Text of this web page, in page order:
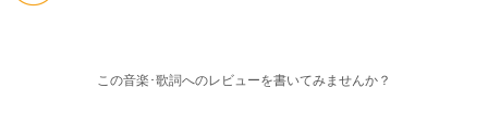
この音楽･歌詞へのレビューを書いてみませんか？